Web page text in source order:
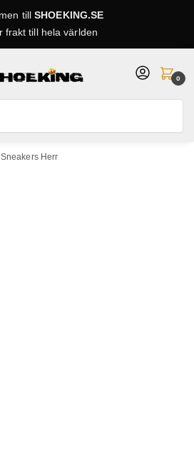
tillSHOEKING.SE
frakt till hela världen
0
Sneakers Herr